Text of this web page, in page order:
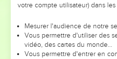
leur foi ou leur vision. Mais on
et les saisons difficiles qu'ils ont
sont elles qui les
votre compte utilisateur) dans
Mesurer l'audience de notre
Vous permettre d'utiliser des
vidéo, des cartes du monde…
Vous permettre d'entrer en